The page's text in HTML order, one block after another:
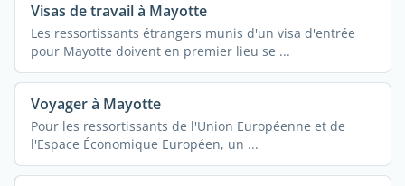
Visas de travail à Mayotte
Les ressortissants étrangers munis d'un visa d'entrée
pour Mayotte doivent en premier lieu se ...
Voyager à Mayotte
Pour les ressortissants de l'Union Européenne et de
l'Espace Économique Européen, un ...